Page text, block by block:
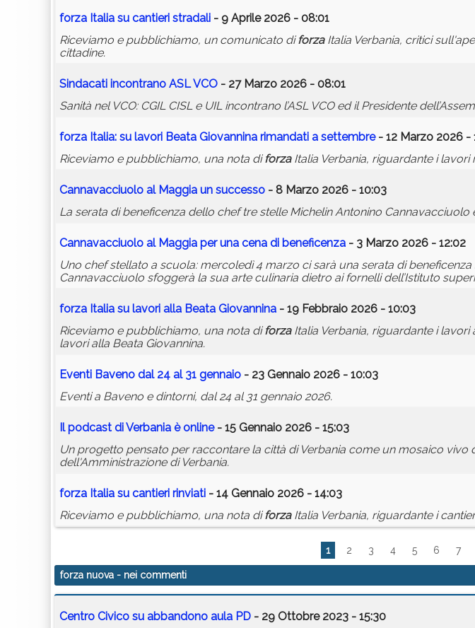
forza Italia su cantieri stradali - 9 Aprile 2026 - 08:01
Riceviamo e pubblichiamo, un comunicato diforzaItalia Verbania, critici
cittadine.
Sindacati incontrano ASL VCO - 27 Marzo 2026 - 08:01
Sanità nel VCO: CGIL CISL e UIL incontrano l’ASL VCO ed il Presidente
forza Italia: su lavori Beata Giovannina rimandati a settembre- 12 Marzo 2026 -
Riceviamo e pubblichiamo, una nota diforzaItalia Verbania, riguardante i lavori
Cannavacciuolo al Maggia un successo - 8 Marzo 2026 - 10:03
La serata di beneficenza dello chef tre stelle Michelin Antonino Cannavacciuolo
Cannavacciuolo al Maggia per una cena di beneficenza - 3 Marzo 2026 - 12:02
Uno chef stellato a scuola: mercoledì 4 marzo ci sarà una serata di
Cannavacciuolo sfoggerà la sua arte culinaria dietro ai fornelli dell’Istituto
forza Italia su lavori alla Beata Giovannina - 19 Febbraio 2026 - 10:03
Riceviamo e pubblichiamo, una nota diforzaItalia Verbania, riguardante i lavori
lavori alla Beata Giovannina.
Eventi Baveno dal 24 al 31 gennaio - 23 Gennaio 2026 - 10:03
Eventi a Baveno e dintorni, dal 24 al 31 gennaio 2026.
Il podcast di Verbania è online- 15 Gennaio 2026 - 15:03
Un progetto pensato per raccontare la città di Verbania come un mosaico vivo
dell'Amministrazione di Verbania.
forza Italia su cantieri rinviati - 14 Gennaio 2026 - 14:03
Riceviamo e pubblichiamo, una nota diforzaItalia Verbania, riguardante i
1 2 3 4 5 6 7
forza nuova - nei commenti
Centro Civico su abbandono aula PD - 29 Ottobre 2023 - 15:30